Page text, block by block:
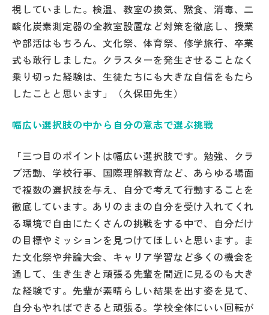
視していました。検温、教室の換気、黙食、消毒、二
酸化炭素測定器の全教室設置など対策を徹底し、授業
や部活はもちろん、文化祭、体育祭、修学旅行、卒業
式も敢行しました。クラスターを発生させることなく
乗り切った経験は、生徒たちにも大きな自信をもたら
したことと思います」（久保田先生）
幅広い選択肢の中から自分の意志で選ぶ挑戦
「三つ目のポイントは幅広い選択肢です。勉強、クラ
ブ活動、学校行事、国際理解教育など、あらゆる場面
で複数の選択肢を与え、自分で考えて行動することを
徹底しています。ありのままの自分を受け入れてくれ
る環境で自由にたくさんの挑戦をする中で、自分だけ
の目標やミッションを見つけてほしいと思います。ま
た文化祭や弁論大会、キャリア学習など多くの機会を
通して、生き生きと頑張る先輩を間近に見るのも大き
な経験です。先輩が素晴らしい結果を出す姿を見て、
自分もやればできると頑張る。学校全体にいい回転が